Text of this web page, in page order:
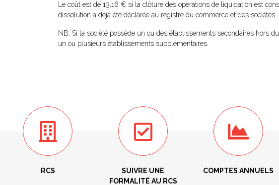
Le coût est de 13,16 € si la clôture des opérations de liquidation est
dissolution a déjà été déclarée au registre du commerce et des sociétés.
NB: Si la société possède un ou des établissements secondaires hors
un ou plusieurs établissements supplémentaires.
RCS
SUIVRE UNE
FORMALITÉ AU RCS
COMPTES ANNUELS